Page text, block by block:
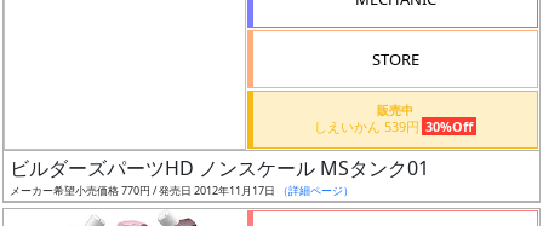
最
安
STORE
販売中
しえいかん 539円 30%Off
ビルダーズパーツHD ノンスケール MSタンク01
メーカー希望小売価格 770円 / 発売日 2012年11月17日 （詳細ページ）